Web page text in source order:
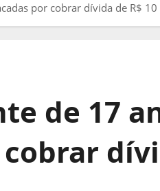
por cobrar dívida de R$ 10
de 17